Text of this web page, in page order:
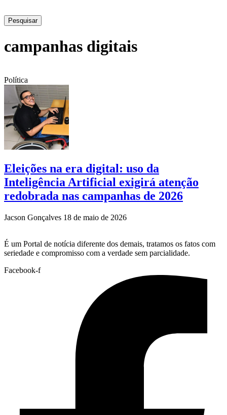
Pesquisar
campanhas digitais
Política
Eleições na era digital: uso da
Inteligência Artificial exigirá atenção
redobrada nas campanhas de 2026
Jacson Gonçalves 18 de maio de 2026
É um Portal de notícia diferente dos demais, tratamos os fatos com
seriedade e compromisso com a verdade sem parcialidade.
Facebook-f